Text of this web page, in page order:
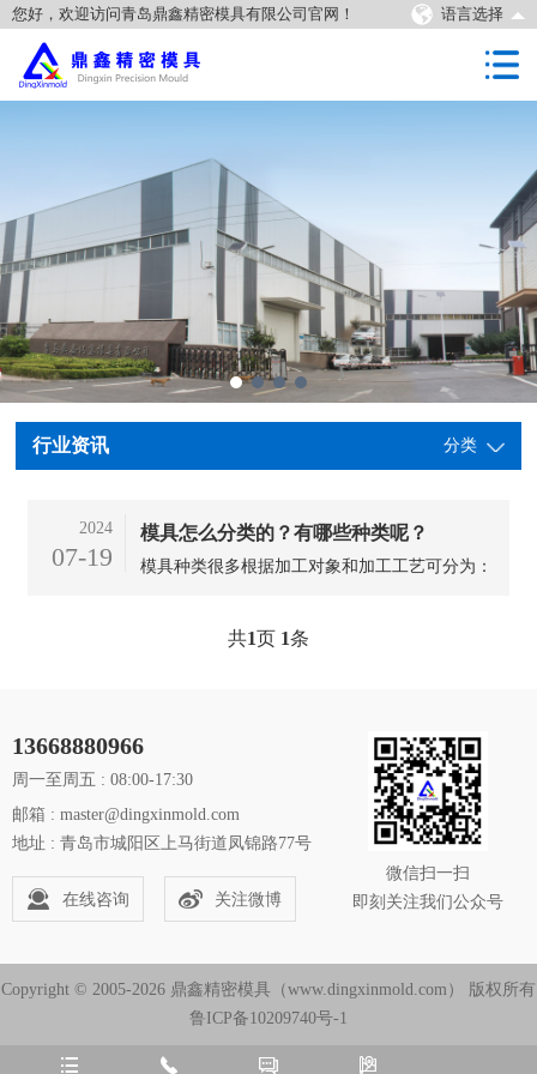
   
您好，欢迎访问青岛鼎鑫精密模具有限公司官网！ 语言选择
行业资讯 分类
2024
07-19
模具怎么分类的？有哪些种类呢？
模具种类很多根据加工对象和加工工艺可分为：
模具。包括塑料模(如双色模具、压塑模和挤塑
模等) 、橡胶模和粉末冶金模等。
共1页 1条
13668880966
周一至周五 : 08:00-17:30
邮箱 : master@dingxinmold.com
地址 : 青岛市城阳区上马街道凤锦路77号
在线咨询 关注微博
微信扫一扫
即刻关注我们公众号
Copyright © 2005-2026 鼎鑫精密模具（www.dingxinmold.com） 版权所有
鲁ICP备10209740号-1